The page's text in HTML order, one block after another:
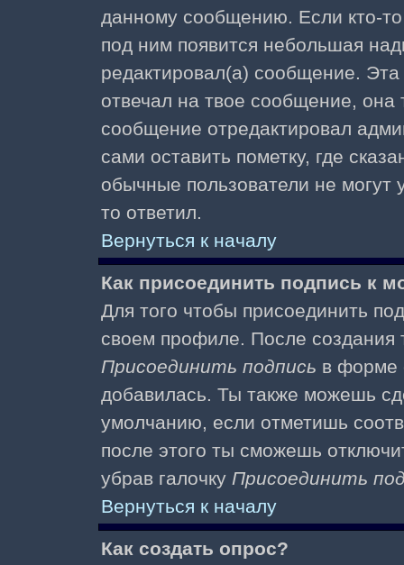
данному сообщению. Если кто-
под ним появится небольшая
редактировал(а) сообщение. Эта
отвечал на твое сообщение, она
сообщение отредактировал
сами оставить пометку, где
обычные пользователи не могут
то ответил.
Вернуться к началу
Как присоединить подпись к
Для того чтобы присоединить
своем профиле. После создания
Присоединить подпись в форме
добавилась. Ты также можешь
умолчанию, если отметишь
после этого ты сможешь
убрав галочку Присоединить
Вернуться к началу
Как создать опрос?